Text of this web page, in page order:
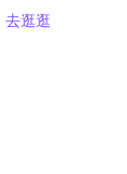
去逛逛